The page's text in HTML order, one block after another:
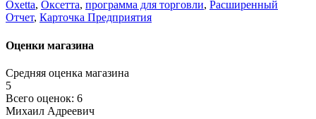
Oxetta, Оксетта, программа для торговли, Расширенный
Отчет, Карточка Предприятия
Оценки магазина
Средняя оценка магазина
5
Всего оценок: 6
Михаил Адреевич